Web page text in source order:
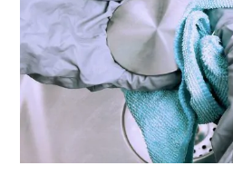
Bienestar personal
Higiene profesional
Medio ambiente
Recomendaciones
Centros Deportivos